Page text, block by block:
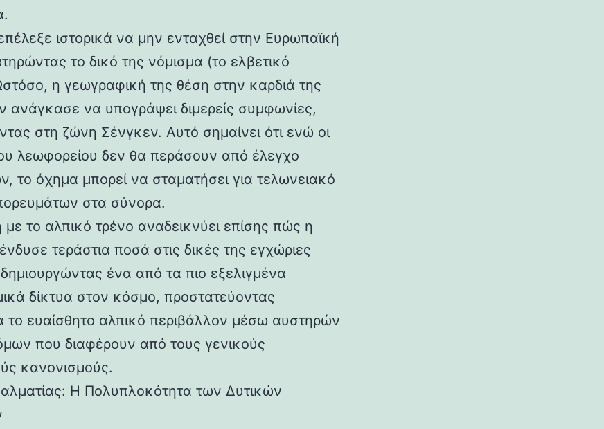
ιστορικά να μην ενταχθεί στην Ευρωπαϊκή
το δικό της νόμισμα (το ελβετικό
η γεωγραφική της θέση στην καρδιά της
ανάγκασε να υπογράψει διμερείς συμφωνίες,
στη ζώνη Σένγκεν. Αυτό σημαίνει ότι ενώ οι
λεωφορείου δεν θα περάσουν από έλεγχο
το όχημα μπορεί να σταματήσει για τελωνειακό
στα σύνορα.
με το αλπικό τρένο αναδεικνύει επίσης πώς η
τεράστια ποσά στις δικές της εγχώριες
ένα από τα πιο εξελιγμένα
δίκτυα στον κόσμο, προστατεύοντας
ευαίσθητο αλπικό περιβάλλον μέσω αυστηρών
που διαφέρουν από τους γενικούς
κανονισμούς.
Η Πολυπλοκότητα των Δυτικών